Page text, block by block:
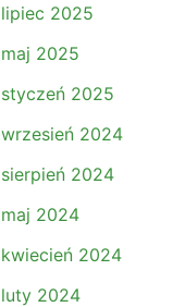
lipiec 2025
maj 2025
styczeń 2025
wrzesień 2024
sierpień 2024
maj 2024
kwiecień 2024
luty 2024